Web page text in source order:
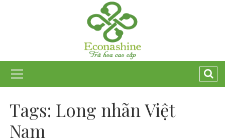
Tags: Long nhãn Việt
Nam